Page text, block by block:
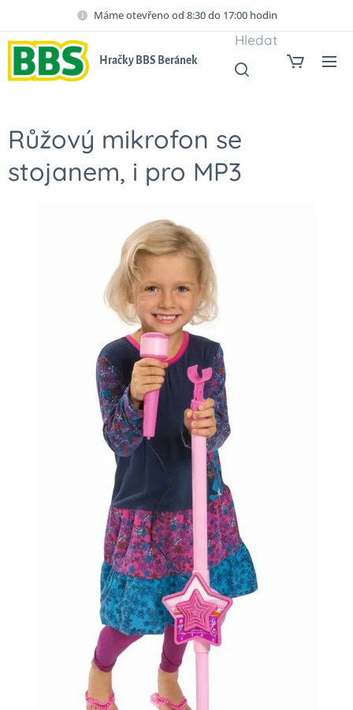
Máme otevřeno od 8:30 do 17:00 hodin
Hračky BBS Beránek
Hledat
Růžový mikrofon se
stojanem, i pro MP3